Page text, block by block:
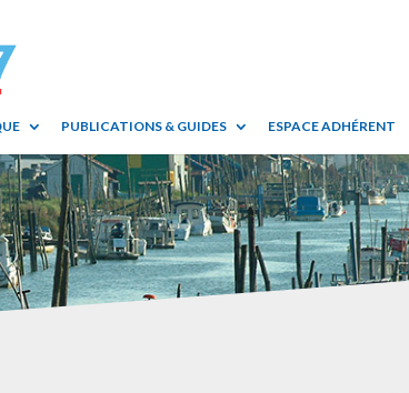
PUBLICATIONS & GUIDES ESPACE ADHÉRENT